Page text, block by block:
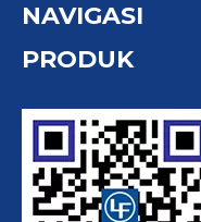
NAVIGASI
PRODUK